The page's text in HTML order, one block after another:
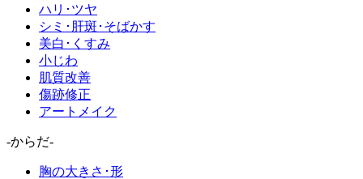
ハリ･ツヤ
シミ･肝斑･そばかす
美白･くすみ
小じわ
肌質改善
傷跡修正
アートメイク
-からだ-
胸の大きさ･形